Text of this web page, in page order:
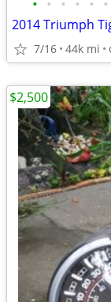
• • • • • •
2014 Triumph
7/16 44k mi
$2,500